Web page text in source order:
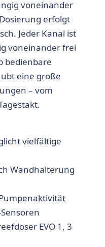
voneinander
erfolgt
Jeder Kanal ist
voneinander frei
bedienbare
eine große
– vom
vielfältige
Wandhalterung
EVO 1, 3